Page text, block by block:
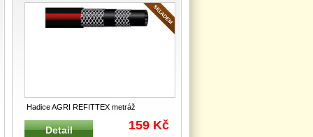
Hadice AGRI REFITTEX metráž
Průmyslová hadice pro dopravu vody,
kapa...Detail 159 Kč